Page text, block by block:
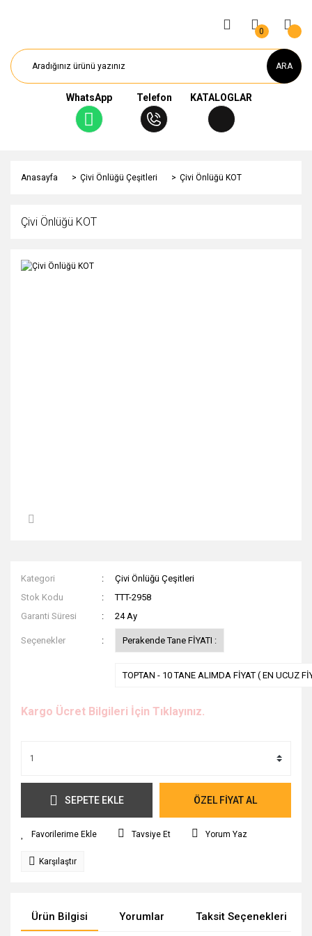
ARA
WhatsApp Telefon KATALOGLAR
0
Anasayfa Çivi Önlüğü Çeşitleri Çivi Önlüğü KOT
Çivi Önlüğü KOT
Kategori
Çivi Önlüğü Çeşitleri
Stok Kodu
TTT-2958
Garanti Süresi
24 Ay
Seçenekler Perakende Tane FİYATI :
TOPTAN - 10 TANE ALIMDA FİYAT ( EN UCUZ
Kargo Ücret Bilgileri İçin Tıklayınız.
SEPETE EKLE ÖZEL FİYAT AL
Tavsiye Et Yorum Yaz
Karşılaştır
Ürün Bilgisi Yorumlar Taksit Seçenekleri